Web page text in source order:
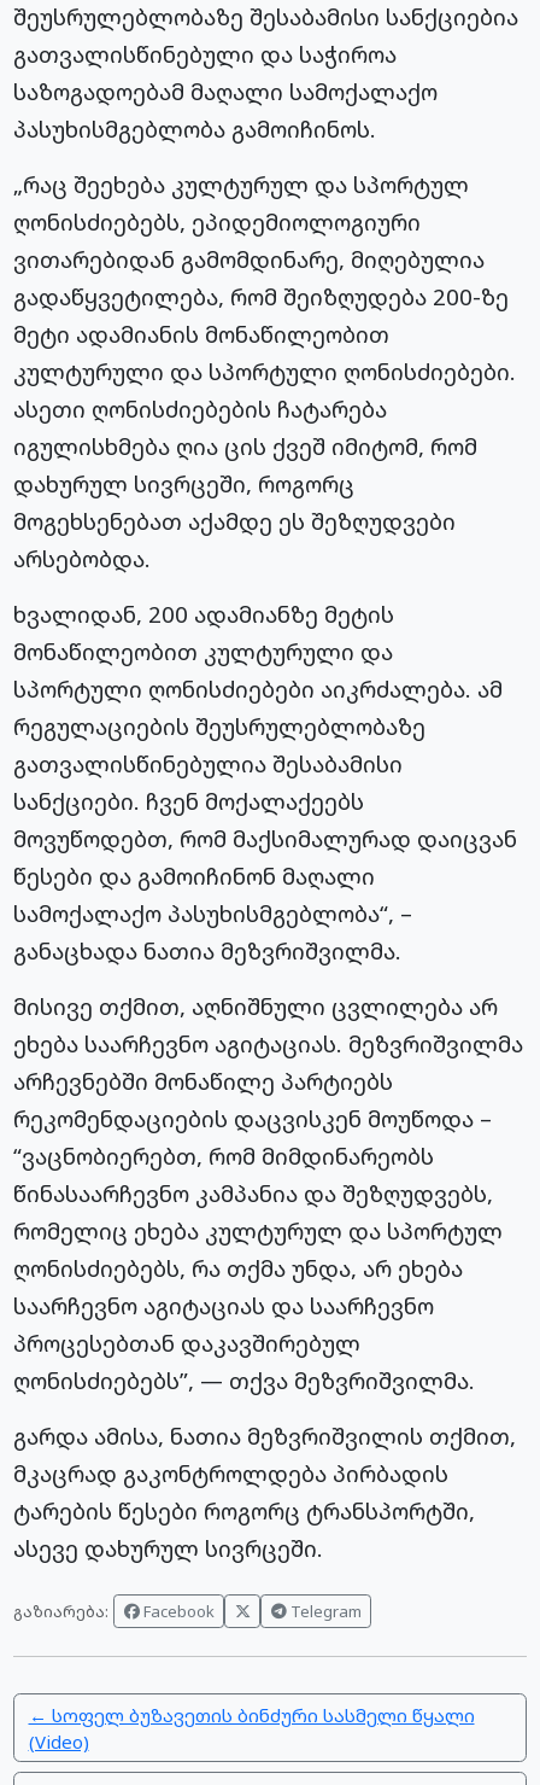
შეუსრულებლობაზე შესაბამისი სანქციებია
გათვალისწინებული და საჭიროა
საზოგადოებამ მაღალი სამოქალაქო
პასუხისმგებლობა გამოიჩინოს.
„რაც შეეხება კულტურულ და სპორტულ
ღონისძიებებს, ეპიდემიოლოგიური
ვითარებიდან გამომდინარე, მიღებულია
გადაწყვეტილება, რომ შეიზღუდება 200-ზე
მეტი ადამიანის მონაწილეობით
კულტურული და სპორტული ღონისძიებები.
ასეთი ღონისძიებების ჩატარება
იგულისხმება ღია ცის ქვეშ იმიტომ, რომ
დახურულ სივრცეში, როგორც
მოგეხსენებათ აქამდე ეს შეზღუდვები
არსებობდა.
ხვალიდან, 200 ადამიანზე მეტის
მონაწილეობით კულტურული და
სპორტული ღონისძიებები აიკრძალება. ამ
რეგულაციების შეუსრულებლობაზე
გათვალისწინებულია შესაბამისი
სანქციები. ჩვენ მოქალაქეებს
მოვუწოდებთ, რომ მაქსიმალურად დაიცვან
წესები და გამოიჩინონ მაღალი
სამოქალაქო პასუხისმგებლობა“, –
განაცხადა ნათია მეზვრიშვილმა.
მისივე თქმით, აღნიშნული ცვლილება არ
ეხება საარჩევნო აგიტაციას. მეზვრიშვილმა
არჩევნებში მონაწილე პარტიებს
რეკომენდაციების დაცვისკენ მოუწოდა –
“ვაცნობიერებთ, რომ მიმდინარეობს
წინასაარჩევნო კამპანია და შეზღუდვებს,
რომელიც ეხება კულტურულ და სპორტულ
ღონისძიებებს, რა თქმა უნდა, არ ეხება
საარჩევნო აგიტაციას და საარჩევნო
პროცესებთან დაკავშირებულ
ღონისძიებებს”, — თქვა მეზვრიშვილმა.
გარდა ამისა, ნათია მეზვრიშვილის თქმით,
მკაცრად გაკონტროლდება პირბადის
ტარების წესები როგორც ტრანსპორტში,
ასევე დახურულ სივრცეში.
გაზიარება: Facebook Telegram
← სოფელ ბუზავეთის ბინძური სასმელი წყალი
(Video)